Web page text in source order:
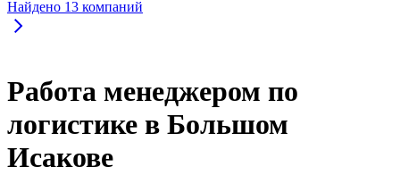
Найдено 13 компаний
Работа менеджером по
логистике в Большом
Исакове